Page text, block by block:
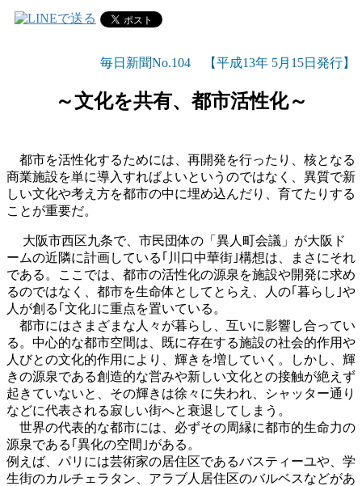
毎日新聞No.104 【平成13年 5月15日発行】
～文化を共有、都市活性化～
都市を活性化するためには、再開発を行ったり、核となる
商業施設を単に導入すればよいというのではなく、異質で新
しい文化や考え方を都市の中に埋め込んだり、育てたりする
ことが重要だ。
大阪市西区九条で、市民団体の「異人町会議」が大阪ド
ームの近隣に計画している｢川口中華街｣構想は、まさにそれ
である。ここでは、都市の活性化の源泉を施設や開発に求め
るのではなく、都市を生命体としてとらえ、人の｢暮らし｣や
人が創る｢文化｣に重点を置いている。
都市にはさまざまな人々が暮らし、互いに影響し合ってい
る。中心的な都市空間は、既に存在する施設の社会的作用や
人びとの文化的作用により、輝きを増していく。しかし、輝
きの源泉である創造的な営みや新しい文化との接触が絶えず
起きていないと、その輝きは徐々に失われ、シャッター通り
などに代表される寂しい街へと衰退してしまう。
世界の代表的な都市には、必ずその周縁に都市的生命力の
源泉である｢異化の空間｣がある。
例えば、パリには芸術家の居住区であるバスティーユや、学
生街のカルチェラタン、アラブ人居住区のバルベスなどがあ